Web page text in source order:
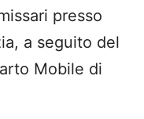
presso
a seguito del
Mobile di